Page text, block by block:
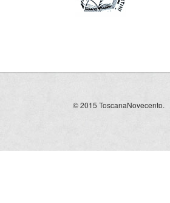
© 2015 ToscanaNovecento.